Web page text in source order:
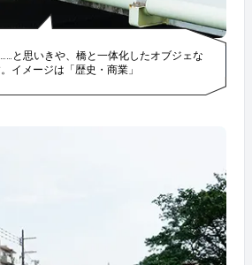
と思いきや、橋と一体化したオブジェな
イメージは「歴史・商業」